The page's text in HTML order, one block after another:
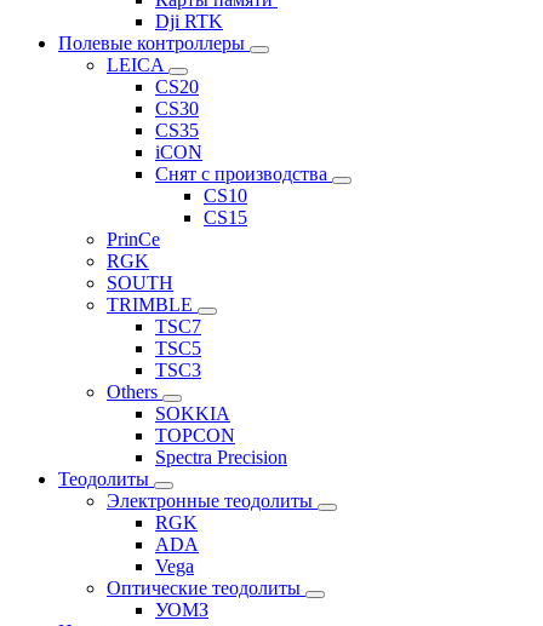
Dji RTK
Полевые контроллеры
LEICA
CS20
CS30
CS35
iCON
Снят с производства
CS10
CS15
PrinCe
RGK
SOUTH
TRIMBLE
TSC7
TSC5
TSC3
Others
SOKKIA
TOPCON
Spectra Precision
Теодолиты
Электронные теодолиты
RGK
ADA
Vega
Оптические теодолиты
УОМЗ